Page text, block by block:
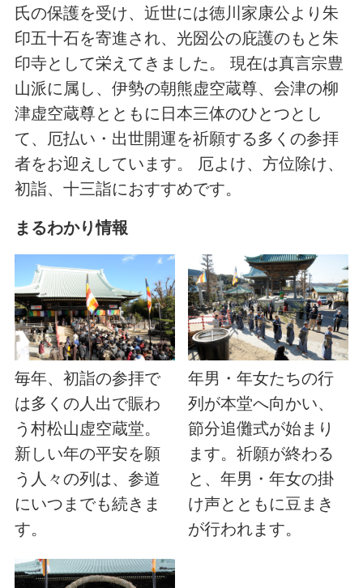
氏の保護を受け、近世には徳川家康公より朱
印五十石を寄進され、光圀公の庇護のもと朱
印寺として栄えてきました。 現在は真言宗豊
山派に属し、伊勢の朝熊虚空蔵尊、会津の柳
津虚空蔵尊とともに日本三体のひとつとし
て、厄払い・出世開運を祈願する多くの参拝
者をお迎えしています。 厄よけ、方位除け、
初詣、十三詣におすすめです。
まるわかり情報
毎年、初詣の参拝で
は多くの人出で賑わ
う村松山虚空蔵堂。
新しい年の平安を願
う人々の列は、参道
にいつまでも続きま
す。
年男・年女たちの行
列が本堂へ向かい、
節分追儺式が始まり
ます。祈願が終わる
と、年男・年女の掛
け声とともに豆まき
が行われます。